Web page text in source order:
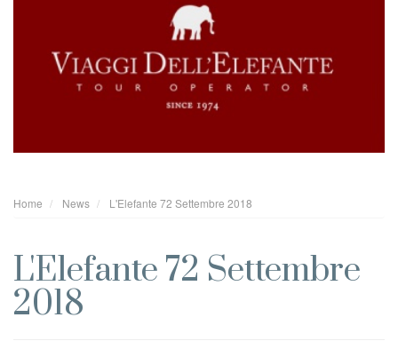
Home News L'Elefante 72 Settembre 2018
L'Elefante 72 Settembre
2018